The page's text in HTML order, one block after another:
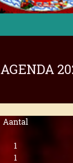
AGENDA
Aantal
1
1